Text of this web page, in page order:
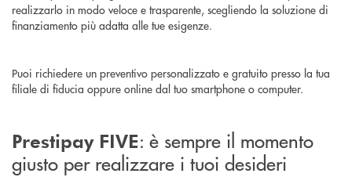
realizzarlo in modo veloce e trasparente, scegliendo la soluzione di
finanziamento più adatta alle tue esigenze.
Puoi richiedere un preventivo personalizzato e gratuito presso la tua
filiale di fiducia oppure online dal tuo smartphone o computer.
Prestipay FIVE: è sempre il momento
giusto per realizzare i tuoi desideri